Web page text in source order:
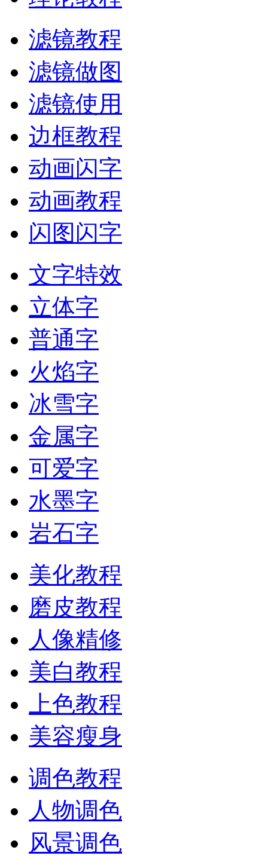
滤镜教程
滤镜做图
滤镜使用
边框教程
动画闪字
动画教程
闪图闪字
文字特效
立体字
普通字
火焰字
冰雪字
金属字
可爱字
水墨字
岩石字
美化教程
磨皮教程
人像精修
美白教程
上色教程
美容瘦身
调色教程
人物调色
风景调色